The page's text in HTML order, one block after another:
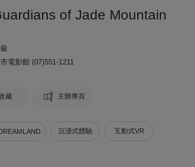
of Jade Mountain
電影館 (07)551-1211
藏 主辦專頁
沉浸式體驗 互動式VR